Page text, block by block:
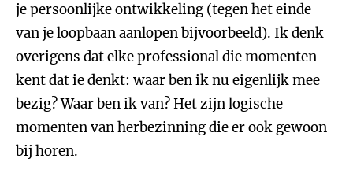
je persoonlijke ontwikkeling (tegen het einde
van je loopbaan aanlopen bijvoorbeeld). Ik denk
overigens dat elke professional die momenten
kent dat ie denkt: waar ben ik nu eigenlijk mee
bezig? Waar ben ik van? Het zijn logische
momenten van herbezinning die er ook gewoon
bij horen.